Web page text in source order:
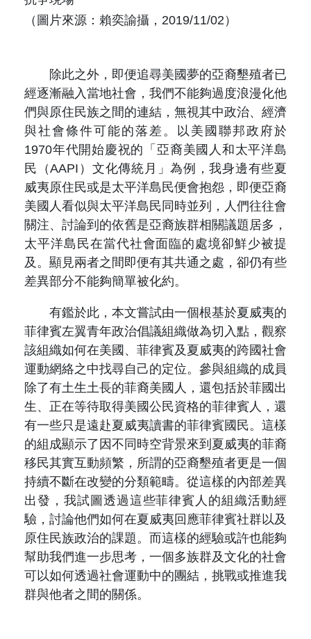
（圖片來源：賴奕諭攝，2019/11/02）
除此之外，即便追尋美國夢的亞裔墾殖者已
經逐漸融入當地社會，我們不能夠過度浪漫化他
們與原住民族之間的連結，無視其中政治、經濟
與社會條件可能的落差。以美國聯邦政府於
1970年代開始慶祝的「亞裔美國人和太平洋島
民（AAPI）文化傳統月」為例，我身邊有些夏
威夷原住民或是太平洋島民便會抱怨，即便亞裔
美國人看似與太平洋島民同時並列，人們往往會
關注、討論到的依舊是亞裔族群相關議題居多，
太平洋島民在當代社會面臨的處境卻鮮少被提
及。顯見兩者之間即便有其共通之處，卻仍有些
差異部分不能夠簡單被化約。
有鑑於此，本文嘗試由一個根基於夏威夷的
菲律賓左翼青年政治倡議組織做為切入點，觀察
該組織如何在美國、菲律賓及夏威夷的跨國社會
運動網絡之中找尋自己的定位。參與組織的成員
除了有土生土長的菲裔美國人，還包括於菲國出
生、正在等待取得美國公民資格的菲律賓人，還
有一些只是遠赴夏威夷讀書的菲律賓國民。這樣
的組成顯示了因不同時空背景來到夏威夷的菲裔
移民其實互動頻繁，所謂的亞裔墾殖者更是一個
持續不斷在改變的分類範疇。從這樣的內部差異
出發，我試圖透過這些菲律賓人的組織活動經
驗，討論他們如何在夏威夷回應菲律賓社群以及
原住民族政治的課題。而這樣的經驗或許也能夠
幫助我們進一步思考，一個多族群及文化的社會
可以如何透過社會運動中的團結，挑戰或推進我
群與他者之間的關係。